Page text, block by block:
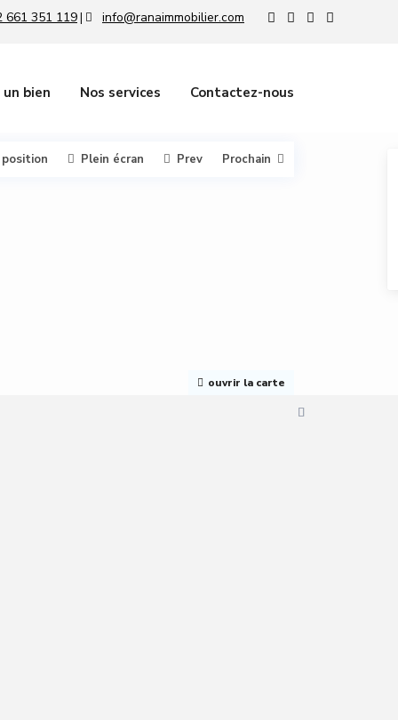
661 351 119| info@ranaimmobilier.com
bien Nos services Contactez-nous
ouvrir la carte
position Plein écran Prev Prochain